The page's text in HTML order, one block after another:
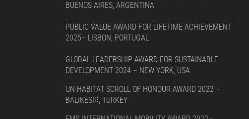
BUENOS AIRES, ARGENTINA
PUBLIC VALUE AWARD FOR LIFETIME ACHIEVEMENT
2025– LISBON, PORTUGAL
GLOBAL LEADERSHIP AWARD FOR SUSTAINABLE
DEVELOPMENT 2024 – NEW YORK, USA
UN-HABITAT SCROLL OF HONOUR AWARD 2022 –
BALIKESIR, TURKEY